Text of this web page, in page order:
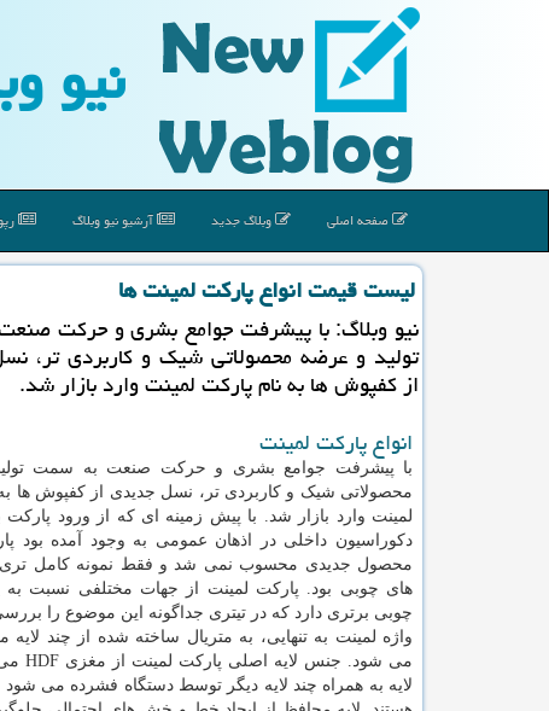
نیو
صفحه اصلی وبلاگ جدید آرشیو نیو وبلاگ
لیست قیمت انواع پاركت لمینت ها
نیو وبلاگ: با پیشرفت جوامع بشری و حركت
تولید و عرضه محصولاتی شیك و كاربردی تر،
از كفپوش ها به نام پاركت لمینت وارد بازار شد.
انواع پارکت لمینت
با پیشرفت جوامع بشری و حرکت صنعت به سمت
محصولاتی شیک و کاربردی تر، نسل جدیدی از کفپوش ها
لمینت وارد بازار شد. با پیش زمینه ای که از ورود پارکت
دکوراسیون داخلی در اذهان عمومی به وجود آمده بود
محصول جدیدی محسوب نمی شد و فقط نمونه کامل
های چوبی بود. پارکت لمینت از جهات مختلفی نسبت به
چوبی برتری دارد که در تیتری جداگونه این موضوع را
واژه لمینت به تنهایی، به متریال ساخته شده از چند لایه
می شود. جنس لایه اصلی پارکت لمینت از مغزیHDF
لایه به همراه چند لایه دیگر توسط دستگاه فشرده می